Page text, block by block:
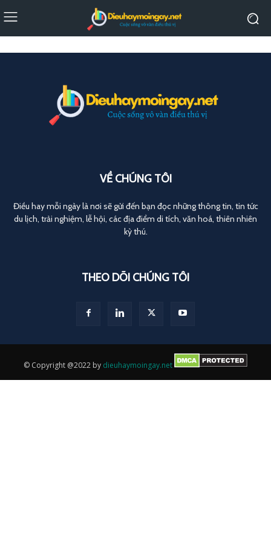
VỀ CHÚNG TÔI
Điều hay mỗi ngày là nơi sẽ gửi đến bạn đọc những thông tin, tin tức
du lịch, trải nghiệm, lễ hội, các địa điểm di tích, văn hoá, thiên nhiên
kỳ thú.
THEO DÕI CHÚNG TÔI
© Copyright @2022 by dieuhaymoingay.net